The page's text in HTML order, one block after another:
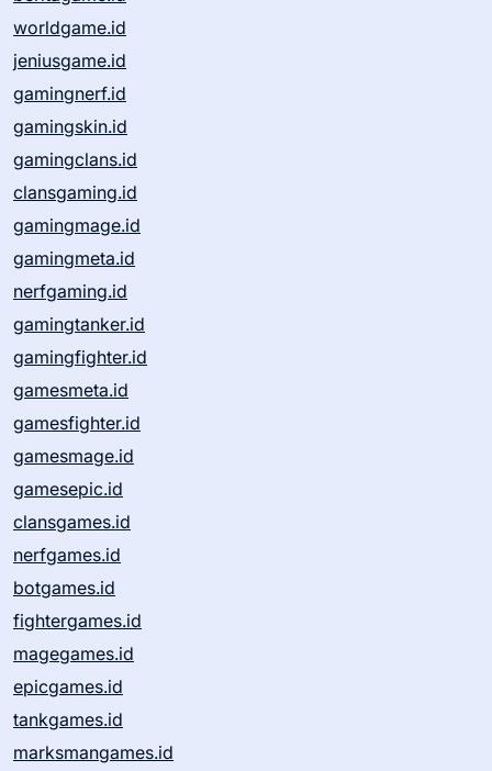
worldgame.id
jeniusgame.id
gamingnerf.id
gamingskin.id
gamingclans.id
clansgaming.id
gamingmage.id
gamingmeta.id
nerfgaming.id
gamingtanker.id
gamingfighter.id
gamesmeta.id
gamesfighter.id
gamesmage.id
gamesepic.id
clansgames.id
nerfgames.id
botgames.id
fightergames.id
magegames.id
epicgames.id
tankgames.id
marksmangames.id